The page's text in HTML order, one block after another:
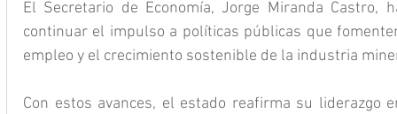
El Secretario de Economía, Jorge Miranda Castro,
continuar el impulso a políticas públicas que
empleo y el crecimiento sostenible de la industria
Con estos avances, el estado reafirma su liderazgo